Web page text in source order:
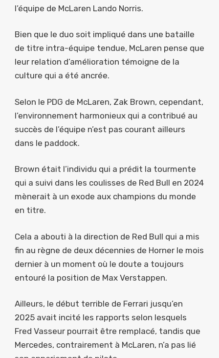
l’équipe de McLaren Lando Norris.
Bien que le duo soit impliqué dans une bataille
de titre intra-équipe tendue, McLaren pense que
leur relation d’amélioration témoigne de la
culture qui a été ancrée.
Selon le PDG de McLaren, Zak Brown, cependant,
l’environnement harmonieux qui a contribué au
succès de l’équipe n’est pas courant ailleurs
dans le paddock.
Brown était l’individu qui a prédit la tourmente
qui a suivi dans les coulisses de Red Bull en 2024
mènerait à un exode aux champions du monde
en titre.
Cela a abouti à la direction de Red Bull qui a mis
fin au règne de deux décennies de Horner le mois
dernier à un moment où le doute a toujours
entouré la position de Max Verstappen.
Ailleurs, le début terrible de Ferrari jusqu’en
2025 avait incité les rapports selon lesquels
Fred Vasseur pourrait être remplacé, tandis que
Mercedes, contrairement à McLaren, n’a pas lié